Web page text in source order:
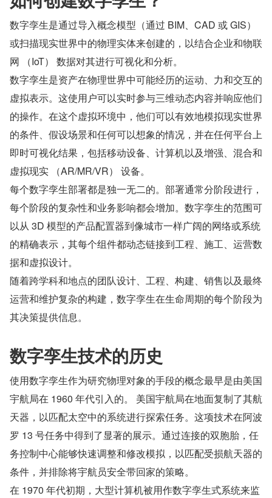
数字孪生是通过导入概念模型（通过 BIM、CAD 或 GIS）
或扫描现实世界中的物理实体来创建的，以结合企业和物联
网 （IoT） 数据对其进行可视化和分析。
数字孪生是资产在物理世界中可能经历的运动、力和交互的
虚拟表示。这使用户可以实时参与三维动态内容并响应他们
的操作。在这个虚拟环境中，他们可以有效地模拟现实世界
的条件、假设场景和任何可以想象的情况，并在任何平台上
即时可视化结果，包括移动设备、计算机以及增强、混合和
虚拟现实 （AR/MR/VR） 设备。
每个数字孪生部署都是独一无二的。部署通常分阶段进行，
每个阶段的复杂性和业务影响都会增加。数字孪生的范围可
以从 3D 模型的产品配置器到像城市一样广阔的网络或系统
的精确表示，其每个组件都动态链接到工程、施工、运营数
据和虚拟设计。
随着跨学科和地点的团队设计、工程、构建、销售以及最终
运营和维护复杂的构建，数字孪生在生命周期的每个阶段为
其决策提供信息。
数字孪生技术的历史
使用数字孪生作为研究物理对象的手段的概念最早是由美国
宇航局在 1960 年代引入的。 美国宇航局在地面复制了其航
天器，以匹配太空中的系统进行探索任务。这项技术在阿波
罗 13 号任务中得到了显著的展示。通过连接的双胞胎，任
务控制中心能够快速调整和修改模拟，以匹配受损航天器的
条件，并排除将宇航员安全带回家的策略。
在 1970 年代初期，大型计算机被用作数字孪生式系统来监